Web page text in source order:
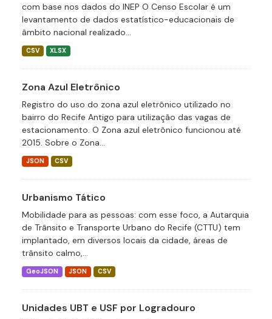
com base nos dados do INEP O Censo Escolar é um
levantamento de dados estatístico-educacionais de
âmbito nacional realizado...
CSV XLSX
Zona Azul Eletrônico
Registro do uso do zona azul eletrônico utilizado no
bairro do Recife Antigo para utilização das vagas de
estacionamento. O Zona azul eletrônico funcionou até
2015. Sobre o Zona...
JSON CSV
Urbanismo Tático
Mobilidade para as pessoas: com esse foco, a Autarquia
de Trânsito e Transporte Urbano do Recife (CTTU) tem
implantado, em diversos locais da cidade, áreas de
trânsito calmo,...
GeoJSON JSON CSV
Unidades UBT e USF por Logradouro